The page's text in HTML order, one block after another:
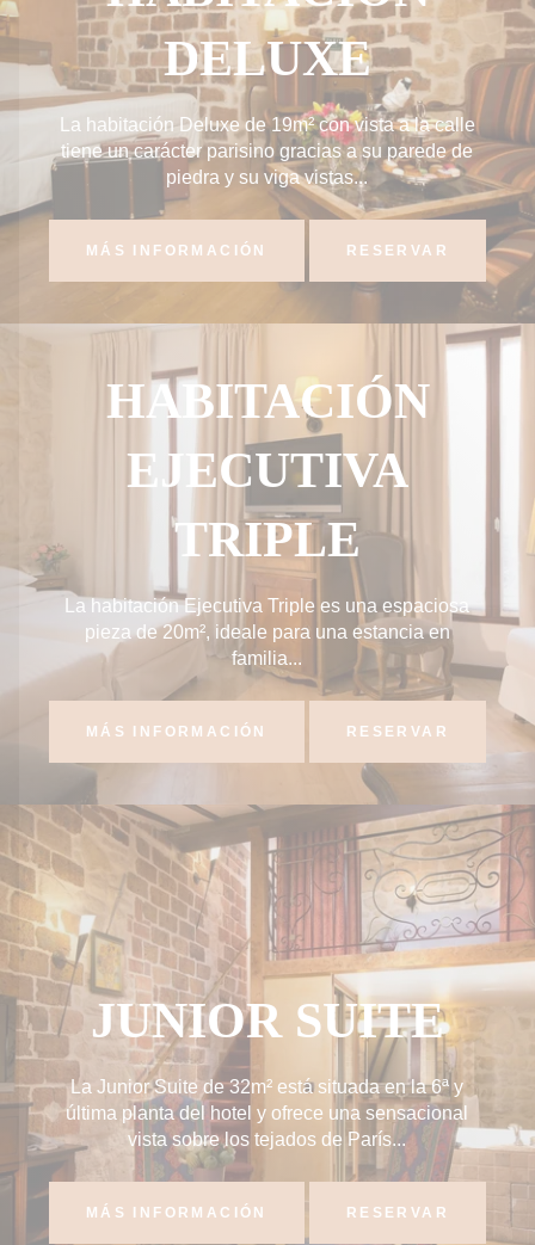
DELUXE
La habitación Deluxe de 19m² con vista a la calle
tiene un carácter parisino gracias a su parede de
piedra y su viga vistas...
MÁS INFORMACIÓN RESERVAR
HABITACIÓN
EJECUTIVA
TRIPLE
La habitación Ejecutiva Triple es una espaciosa
pieza de 20m², ideale para una estancia en
familia...
MÁS INFORMACIÓN RESERVAR
JUNIOR SUITE
La Junior Suite de 32m² está situada en la 6ª y
última planta del hotel y ofrece una sensacional
vista sobre los tejados de París...
MÁS INFORMACIÓN RESERVAR